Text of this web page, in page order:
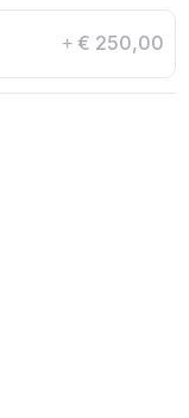
+ € 250,00